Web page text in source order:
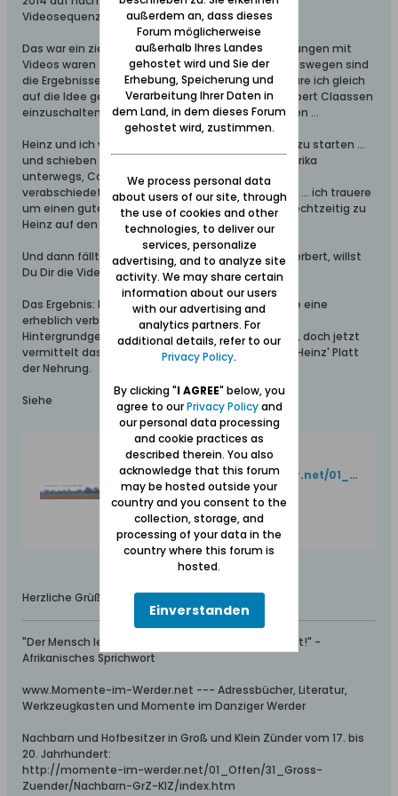
Videosequenzen.
Das war ein ziemlicher Fehler ... denn meine Erfahrungen mit
Videos waren / sind vollkommen unzureichend. Deswegen sind
die Ergebnisse der Aufnahmen unbefriedigend. Wäre ich gleich
auf die Idee gekommen, den videoerfahrenen Herbert Claassen
einzuschalten, hätten wir jetzt bessere Aufnahmen ...
Heinz und ich vereinbaren, einen zweiten Versuch zu starten ...
und schieben die Sache so vor uns hin. Ich bin in Afrika
unterwegs, Corona kommt ... und im Februar 2022
verabschiedet sich Heinz plötzlich und unerwartet ... ich trauere
um einen guten Freund, und dass ich mich nicht rechtzeitig zu
Heinz auf den Weg gemacht habe ...
Und dann fällt mir Herbert Claassen wieder ein. "Herbert, willst
Du Dir die Videos mal anschauen?" Herbert will.
Das Ergebnis: Ein kleiner Vor- und Nachspann sowie eine
erheblich verbesserte Tonqualität, die meisten
Hintergrundgeräusche sind nun weg. Nicht perfekt, doch jetzt
vermittelt das Video zumindest eine Ahnung von Heinz' Platt
der Nehrung.
Siehe
Mandey - Nickelswalde
http://momente-im-werder.net/01_Offen/40_Nickelswalde/06_Mandey_spricht_platt/01_Mandey_spricht_Platt.htm
Herzliche Grüße, Rainer MueGlo
"Der Mensch lebt, so lange man sich seiner erinnert!" -
Afrikanisches Sprichwort
www.Momente-im-Werder.net --- Adressbücher, Literatur,
Werkzeugkasten und Momente im Danziger Werder
Nachbarn und Hofbesitzer in Groß und Klein Zünder vom 17. bis
20. Jahrhundert:
http://momente-im-werder.net/01_Offen/31_Gross-
Zuender/Nachbarn-GrZ-KlZ/index.htm
außerdem an, dass dieses
Forum möglicherweise
außerhalb Ihres Landes
gehostet wird und Sie der
Erhebung, Speicherung und
Verarbeitung Ihrer Daten in
dem Land, in dem dieses Forum
gehostet wird, zustimmen.
We process personal data
about users of our site, through
the use of cookies and other
technologies, to deliver our
services, personalize
advertising, and to analyze site
activity. We may share certain
information about our users
with our advertising and
analytics partners. For
additional details, refer to our
Privacy Policy.
By clicking "I AGREE" below, you
agree to ourPrivacy Policyand
our personal data processing
and cookie practices as
described therein. You also
acknowledge that this forum
may be hosted outside your
country and you consent to the
collection, storage, and
processing of your data in the
country where this forum is
hosted.
Einverstanden